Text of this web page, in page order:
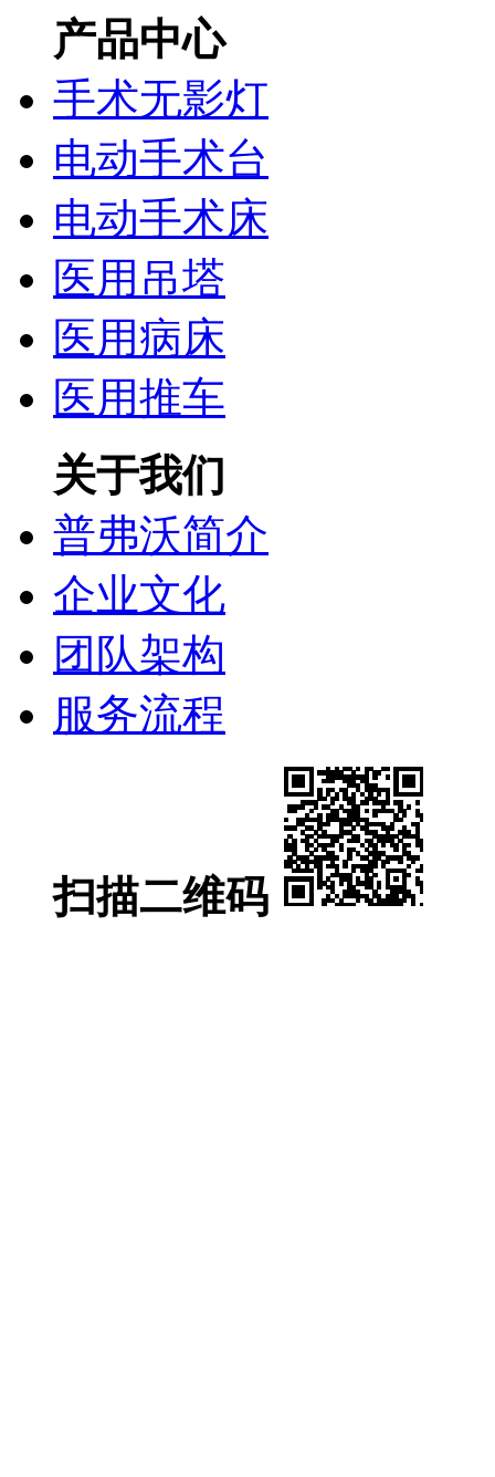
产品中心
手术无影灯
电动手术台
电动手术床
医用吊塔
医用病床
医用推车
关于我们
普弗沃简介
企业文化
团队架构
服务流程
扫描二维码